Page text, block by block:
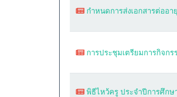
กำหนดการส่งเอกสารต่ออ
การประชุมเตรียมการกิจก
พิธีไหว้ครู ประจำปีการศึก